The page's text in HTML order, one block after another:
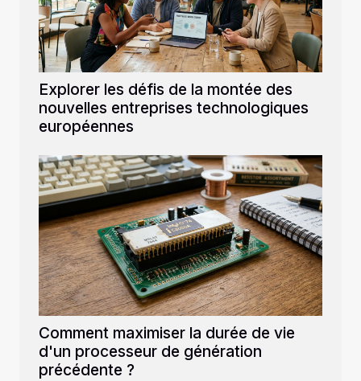
Explorer les défis de la montée des
nouvelles entreprises technologiques
européennes
Comment maximiser la durée de vie
d'un processeur de génération
précédente ?